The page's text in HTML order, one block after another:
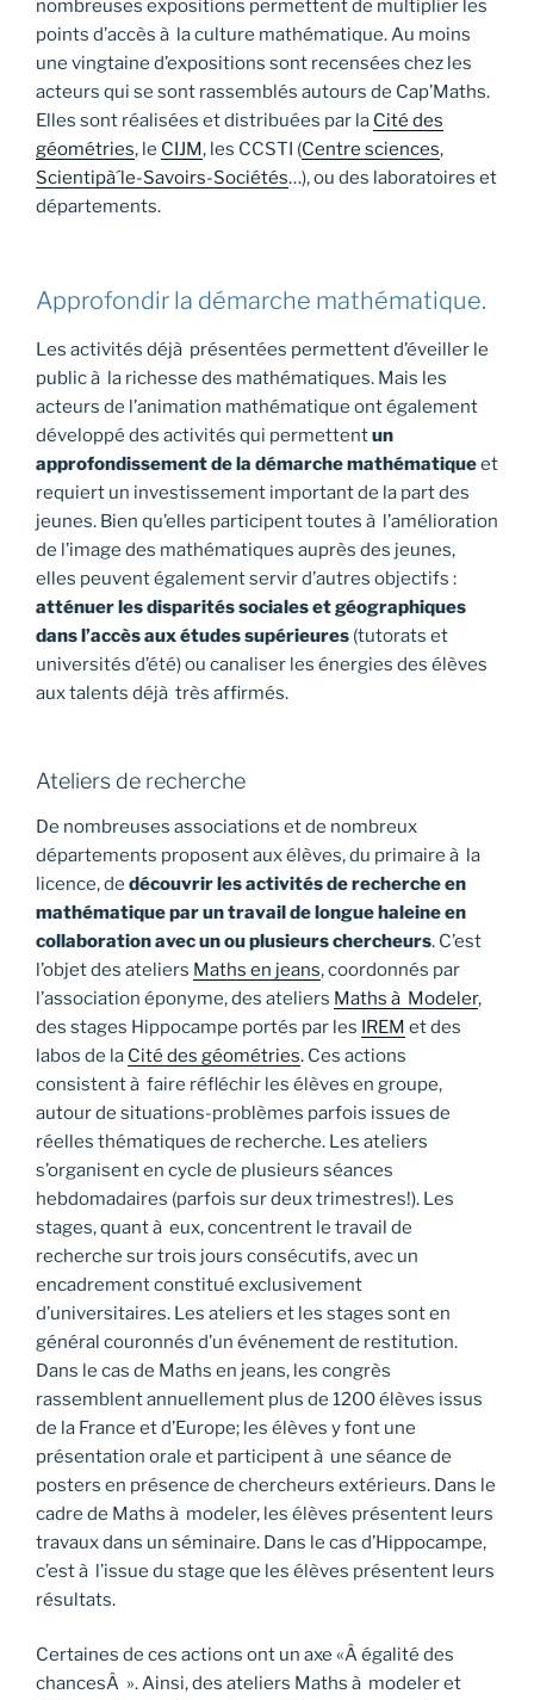
nombreuses expositions permettent de multiplier les
points d’accès à la culture mathématique. Au moins
une vingtaine d’expositions sont recensées chez les
acteurs qui se sont rassemblés autours de Cap’Maths.
Elles sont réalisées et distribuées par la Cité des
géométries, le CIJM, les CCSTI (Centre sciences,
Scientipà´le-Savoirs-Sociétés…), ou des laboratoires et
départements.
Approfondir la démarche mathématique.
Les activités déjà présentées permettent d’éveiller le
public à la richesse des mathématiques. Mais les
acteurs de l’animation mathématique ont également
développé des activités qui permettentun
approfondissement de la démarche mathématiqueet
requiert un investissement important de la part des
jeunes. Bien qu’elles participent toutes à l’amélioration
de l’image des mathématiques auprès des jeunes,
elles peuvent également servir d’autres objectifs :
atténuer les disparités sociales et géographiques
dans l’accès aux études supérieures (tutorats et
universités d’été) ou canaliser les énergies des élèves
aux talents déjà très affirmés.
Ateliers de recherche
De nombreuses associations et de nombreux
départements proposent aux élèves, du primaire à la
licence, de découvrir les activités de recherche en
mathématique par un travail de longue haleine en
collaboration avec un ou plusieurs chercheurs. C’est
l’objet des ateliers Maths en jeans, coordonnés par
l’association éponyme, des ateliers Maths à Modeler,
des stages Hippocampe portés par les IREM et des
labos de la Cité des géométries. Ces actions
consistent à faire réfléchir les élèves en groupe,
autour de situations-problèmes parfois issues de
réelles thématiques de recherche. Les ateliers
s’organisent en cycle de plusieurs séances
hebdomadaires (parfois sur deux trimestres!). Les
stages, quant à eux, concentrent le travail de
recherche sur trois jours consécutifs, avec un
encadrement constitué exclusivement
d’universitaires. Les ateliers et les stages sont en
général couronnés d’un événement de restitution.
Dans le cas de Maths en jeans, les congrès
rassemblent annuellement plus de 1200 élèves issus
de la France et d’Europe; les élèves y font une
présentation orale et participent à une séance de
posters en présence de chercheurs extérieurs. Dans le
cadre de Maths à modeler, les élèves présentent leurs
travaux dans un séminaire. Dans le cas d’Hippocampe,
c’est à l’issue du stage que les élèves présentent leurs
résultats.
Certaines de ces actions ont un axe «Â égalité des
chancesÂ ». Ainsi, des ateliers Maths à modeler et